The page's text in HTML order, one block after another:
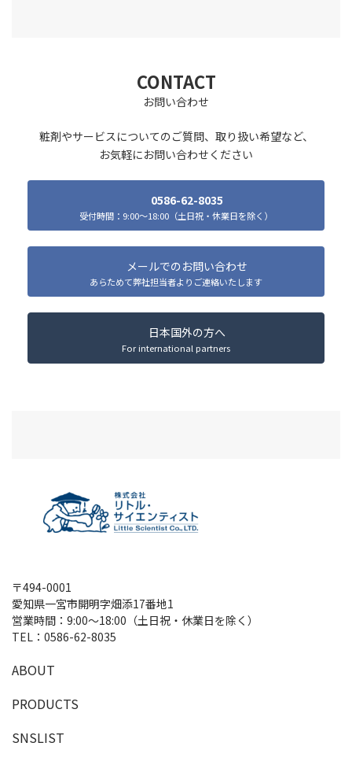
CONTACT
お問い合わせ
粧剤やサービスについてのご質問、取り扱い希望など、
お気軽にお問い合わせください
0586-62-8035
受付時間：9:00～18:00（土日祝・休業日を除く）
メールでのお問い合わせ
あらためて弊社担当者よりご連絡いたします
日本国外の方へ
For international partners
〒494-0001
愛知県一宮市開明字畑添17番地1
営業時間：9:00～18:00（土日祝・休業日を除く）
TEL： 0586-62-8035
ABOUT
PRODUCTS
SNSLIST